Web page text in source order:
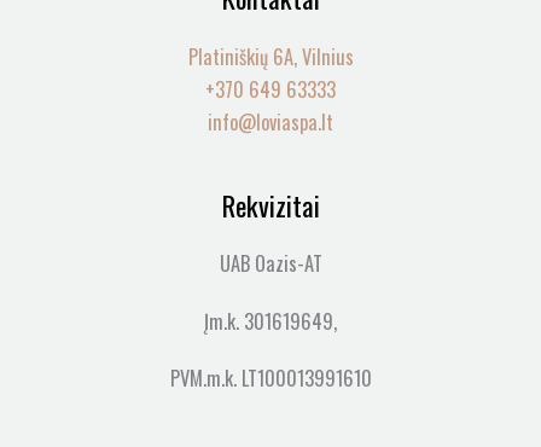
Platiniškių 6A, Vilnius
+370 649 63333
info@loviaspa.lt
Rekvizitai
UAB Oazis-AT
Įm.k. 301619649,
PVM.m.k. LT100013991610